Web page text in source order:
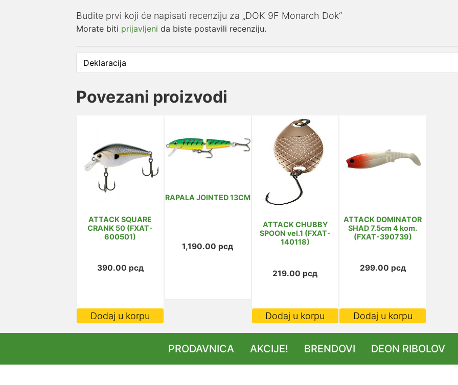
Budite prvi koji će napisati recenziju za „DOK 9F Monarch Dok“
Morate biti prijavljeni da biste postavili recenziju.
Deklaracija
Povezani proizvodi
ATTACK SQUARE
CRANK 50 (FXAT-
600501)
390.00 рсд
Dodaj u korpu
RAPALA JOINTED 13CM
1,190.00 рсд
ATTACK CHUBBY
SPOON vel.1 (FXAT-
140118)
219.00 рсд
Dodaj u korpu
ATTACK DOMINATOR
SHAD 7.5cm 4 kom.
(FXAT-390739)
299.00 рсд
Dodaj u korpu
PRODAVNICA AKCIJE! BRENDOVI DEON RIBOLOV